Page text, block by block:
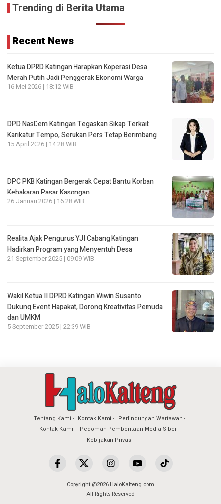
Trending di Berita Utama
Recent News
Ketua DPRD Katingan Harapkan Koperasi Desa
Merah Putih Jadi Penggerak Ekonomi Warga
16 Mei 2026 | 18:12 WIB
DPD NasDem Katingan Tegaskan Sikap Terkait
Karikatur Tempo, Serukan Pers Tetap Berimbang
15 April 2026 | 14:28 WIB
DPC PKB Katingan Bergerak Cepat Bantu Korban
Kebakaran Pasar Kasongan
26 Januari 2026 | 16:28 WIB
Realita Ajak Pengurus YJI Cabang Katingan
Hadirkan Program yang Menyentuh Desa
21 September 2025 | 09:09 WIB
Wakil Ketua II DPRD Katingan Wiwin Susanto
Dukung Event Hapakat, Dorong Kreativitas Pemuda
dan UMKM
5 September 2025 | 22:39 WIB
Tentang Kami Kontak Kami
Perlindungan Wartawan
Kontak Kami
Pedoman Pemberitaan Media Siber
Kebijakan Privasi
Copyright @2026 HaloKalteng.com
All Rights Reserved